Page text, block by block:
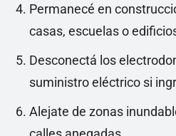
Permanecé en
casas, escuelas o
Desconectá los
suministro eléctrico si
Alejate de zonas